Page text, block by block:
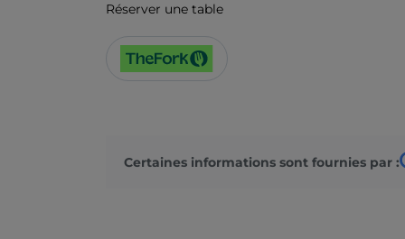
Réserver une table
Certaines informations sont fournies par :